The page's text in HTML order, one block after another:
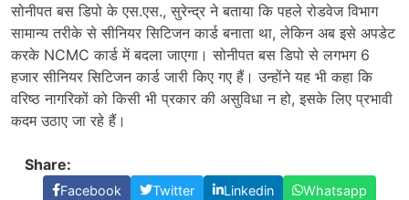
सोनीपत बस डिपो के एस.एस., सुरेन्द्र ने बताया कि पहले रोडवेज विभाग
सामान्य तरीके से सीनियर सिटिजन कार्ड बनाता था, लेकिन अब इसे अपडेट
करके NCMC कार्ड में बदला जाएगा। सोनीपत बस डिपो से लगभग 6
हजार सीनियर सिटिजन कार्ड जारी किए गए हैं। उन्होंने यह भी कहा कि
वरिष्ठ नागरिकों को किसी भी प्रकार की असुविधा न हो, इसके लिए प्रभावी
कदम उठाए जा रहे हैं।
Share:
Facebook Twitter Linkedin
Whatsapp